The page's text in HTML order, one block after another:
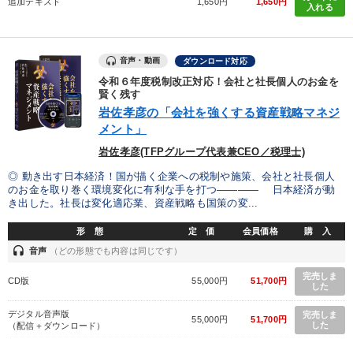
入れる
音声・動画 ダウンロード対応
令和６年度税制改正対応！会社と社長個人のお金を
賢く残す
岩佐孝彦の「会社を強くする資産戦略マネジ
メント」
岩佐孝彦(TFPグループ代表兼CEO／税理士)
◎ 動き出す日本経済！国が描く企業への税制や施策、会社と社長個人
のお金を取り巻く環境変化に有利な手を打つ―――― 日本経済が動
き出した。社長は変化適応業、資産戦略も国策の変...
形 態 定 価 会員価格 購 入
headset 音声 （どの形態でも内容は同じです）
CD版 55,000円 51,700円
完売しま
した
デジタル音声版
（配信＋ダウンロード）
55,000円 51,700円
完売しま
した